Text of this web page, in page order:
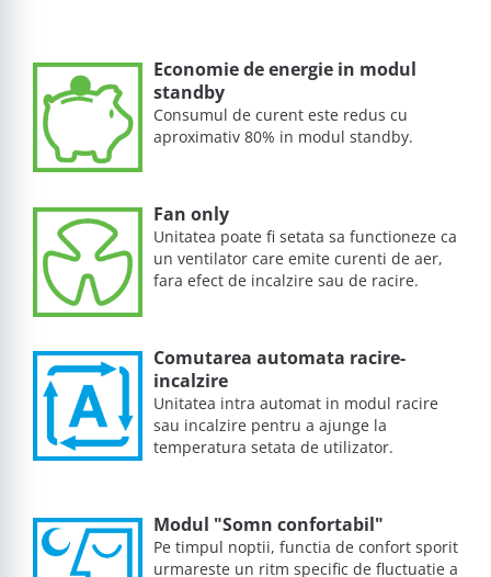
Economie de energie in modul
standby
Consumul de curent este redus cu
aproximativ 80% in modul standby.
Fan only
Unitatea poate fi setata sa functioneze ca
un ventilator care emite curenti de aer,
fara efect de incalzire sau de racire.
Comutarea automata racire-
incalzire
Unitatea intra automat in modul racire
sau incalzire pentru a ajunge la
temperatura setata de utilizator.
Modul "Somn confortabil"
Pe timpul noptii, functia de confort sporit
urmareste un ritm specific de fluctuatie a